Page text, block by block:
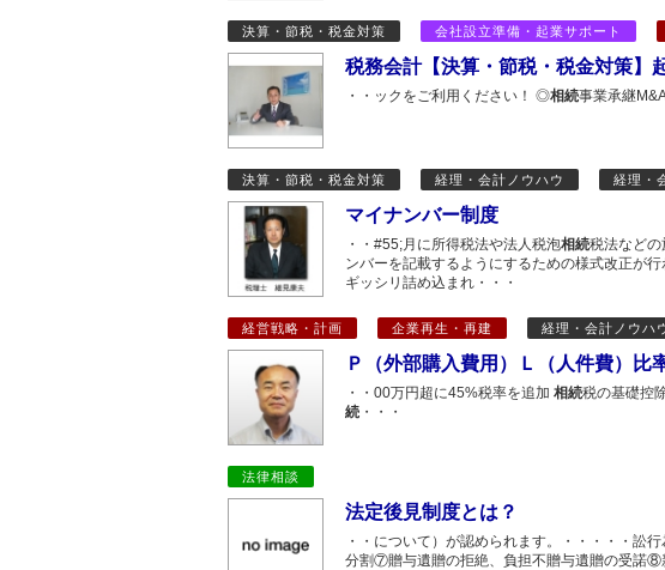
決算・節税・税金対策 会社設立準備・起業サポート
税務会計【決算・節税・税金対策
・・ックをご利用ください！ ◎相続事業承継
決算・節税・税金対策 経理・会計ノウハウ 経理・
マイナンバー制度
・・#55;月に所得税法や法人税泡相続税法など
ンバーを記載するようにするための様式改正が
ギッシリ詰め込まれ・・・
経営戦略・計画 企業再生・再建 経理・会計ノウハ
Ｐ（外部購入費用）Ｌ（人件費）比
・・00万円超に45%税率を追加 相続税の基礎控
続 ・・・
法律相談
法定後見制度とは？
・・について）が認められます。・・・・・訟
分割⑦贈与遺贈の拒絶、負担不贈与遺贈の受諾⑧